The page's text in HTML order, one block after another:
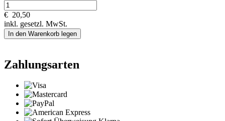
€ 20,50
inkl. gesetzl. MwSt.
In den Warenkorb legen
Zahlungsarten